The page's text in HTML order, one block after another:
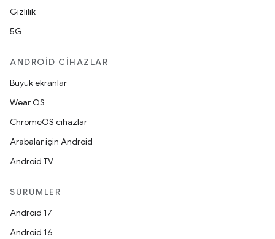
Gizlilik
5G
ANDROID CIHAZLAR
Büyük ekranlar
Wear OS
ChromeOS cihazlar
Arabalar için Android
Android TV
SÜRÜMLER
Android 17
Android 16